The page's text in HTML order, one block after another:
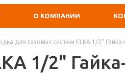
О КОМПАНИИ
для газовых систем ELKA 1/2" Гайка-
1/2"